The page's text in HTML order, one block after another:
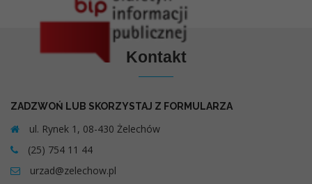
Kontakt
ZADZWOŃ LUB SKORZYSTAJ Z FORMULARZA
ul. Rynek 1, 08-430 Żelechów
(25) 754 11 44
urzad@zelechow.pl